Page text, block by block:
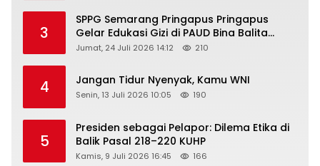
3
SPPG Semarang Pringapus Pringapus
Gelar Edukasi Gizi di PAUD Bina Balita
Peringati Hari Anak Nasional 2026
Jumat, 24 Juli 2026 14:12 210
4 Jangan Tidur Nyenyak, Kamu WNI
Senin, 13 Juli 2026 10:05 190
5
Presiden sebagai Pelapor: Dilema Etika di
Balik Pasal 218–220 KUHP
Kamis, 9 Juli 2026 16:45 166